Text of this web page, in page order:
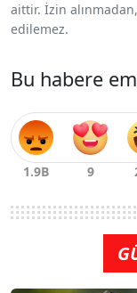
aittir. İzin
edilemez.
Bu habere